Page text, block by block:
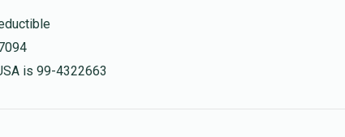
is 99-4322663